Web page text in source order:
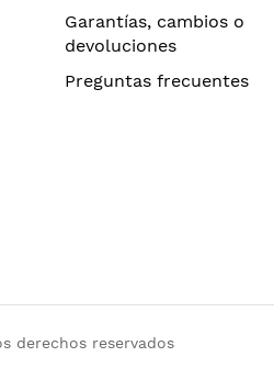
Garantías, cambios o
devoluciones
Preguntas frecuentes
derechos reservados